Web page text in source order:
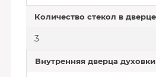
Количество стекол в
3
Внутренняя дверца духовки